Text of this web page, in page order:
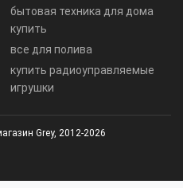
бытовая техника для дома
купить
все для полива
купить радиоуправляемые
игрушки
Grey, 2012-2026